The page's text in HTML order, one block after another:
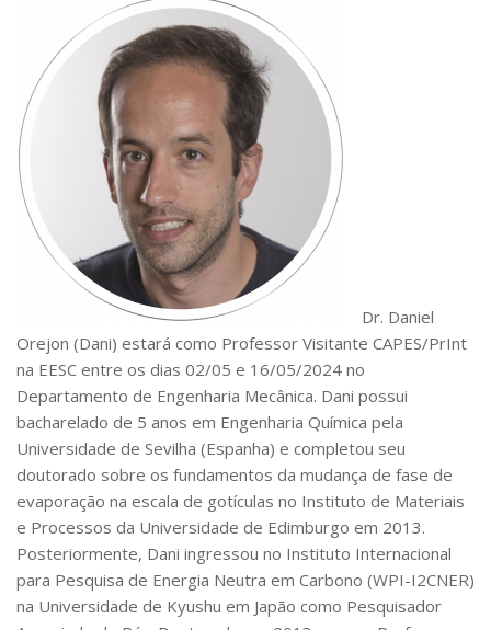
Bibliotecas
Apoio ao Estudante
Segurança, Trânsito e Prevenção
RH, Administrativo e Financeiro
Outros serviços
Comunicação
Assessorias e Mídias
Aplicativos e Sites
Jornal da USP
Agenda de Eventos
Defesa de Teses
Dr. Daniel
Orejon (Dani) estará como Professor Visitante CAPES/PrInt
na EESC entre os dias 02/05 e 16/05/2024 no
Departamento de Engenharia Mecânica. Dani possui
bacharelado de 5 anos em Engenharia Química pela
Universidade de Sevilha (Espanha) e completou seu
doutorado sobre os fundamentos da mudança de fase de
evaporação na escala de gotículas no Instituto de Materiais
e Processos da Universidade de Edimburgo em 2013.
Posteriormente, Dani ingressou no Instituto Internacional
para Pesquisa de Energia Neutra em Carbono (WPI-I2CNER)
na Universidade de Kyushu em Japão como Pesquisador